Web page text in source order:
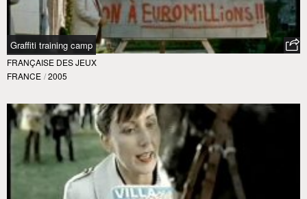
Graffiti training camp
FRANÇAISE DES JEUX
FRANCE / 2005